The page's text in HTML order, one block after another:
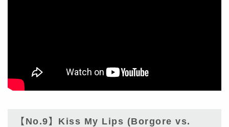
【No.9】Kiss My Lips (Borgore vs.